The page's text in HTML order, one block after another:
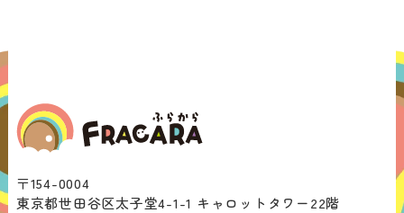
〒154-0004
東京都世田谷区太子堂4-1-1 キャロットタワー22階